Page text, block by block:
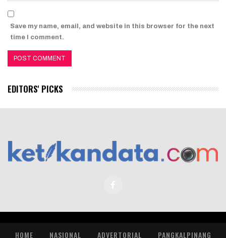
Save my name, email, and website in this browser for the next
time I comment.
EDITORS' PICKS
HOME NASIONAL ADVERTORIAL PANGKALPINANG